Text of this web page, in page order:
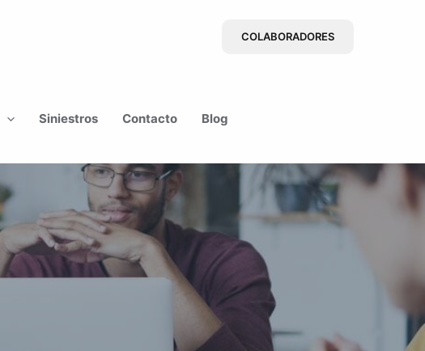
COLABORADORES
Siniestros Contacto Blog